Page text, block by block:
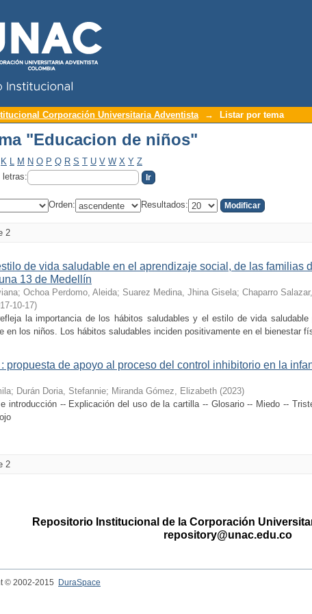
"Educacion de niños"
Corporación Universitaria Adventista → Listar por tema
"Educacion de niños"
K L M N O P Q R S T U V W X Y Z
letras:
Orden: Resultados:
2
de vida saludable en el aprendizaje social, de las familias
13 de Medellín
; Ochoa Perdomo, Aleida; Suarez Medina, Jhina Gisela; Chaparro
10-17)
la importancia de los hábitos saludables y el estilo de vida saludable
en los niños. Los hábitos saludables inciden positivamente en el bienestar
propuesta de apoyo al proceso del control inhibitorio en la
; Durán Doria, Stefannie; Miranda Gómez, Elizabeth (2023)
introducción -- Explicación del uso de la cartilla -- Glosario -- Miedo --
2
Repositorio Institucional de la Corporación
repository@unac.edu.co
© 2002-2015 DuraSpace